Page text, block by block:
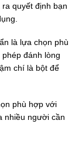
quyết định bạn
là lựa chọn phù
đánh lòng
chí là bột để
phù hợp với
nhiều người cần